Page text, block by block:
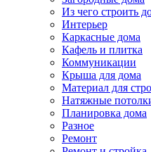
Из чего строить
Интерьер
Каркасные дома
Кафель и плитка
Коммуникации
Крыша для дома
Материал для
Натяжные
Планировка дома
Разное
Ремонт